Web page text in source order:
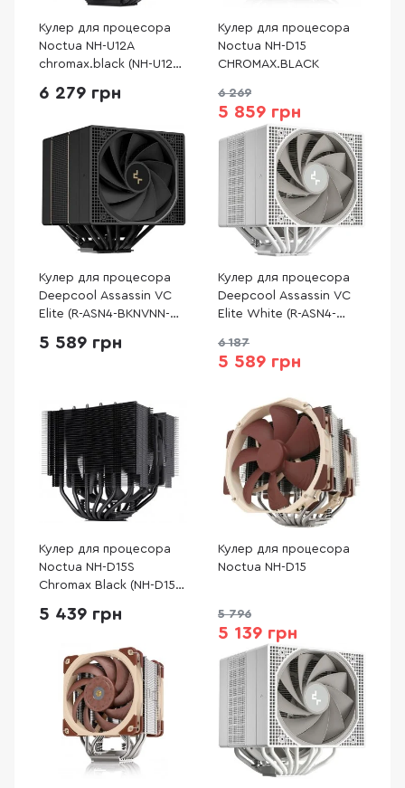
Кулер для процесора
Noctua NH-U12A
chromax.black (NH-U12A
6 279 грн
Кулер для процесора
Noctua NH-D15
CHROMAX.BLACK
6 269
5 859 грн
Кулер для процесора
Deepcool Assassin VC
Elite (R-ASN4-BKNVNN-
5 589 грн
Кулер для процесора
Deepcool Assassin VC
Elite White (R-ASN4-
6 187
5 589 грн
Кулер для процесора
Noctua NH-D15S
Chromax Black (NH-D15S
5 439 грн
Кулер для процесора
Noctua NH-D15
5 796
5 139 грн